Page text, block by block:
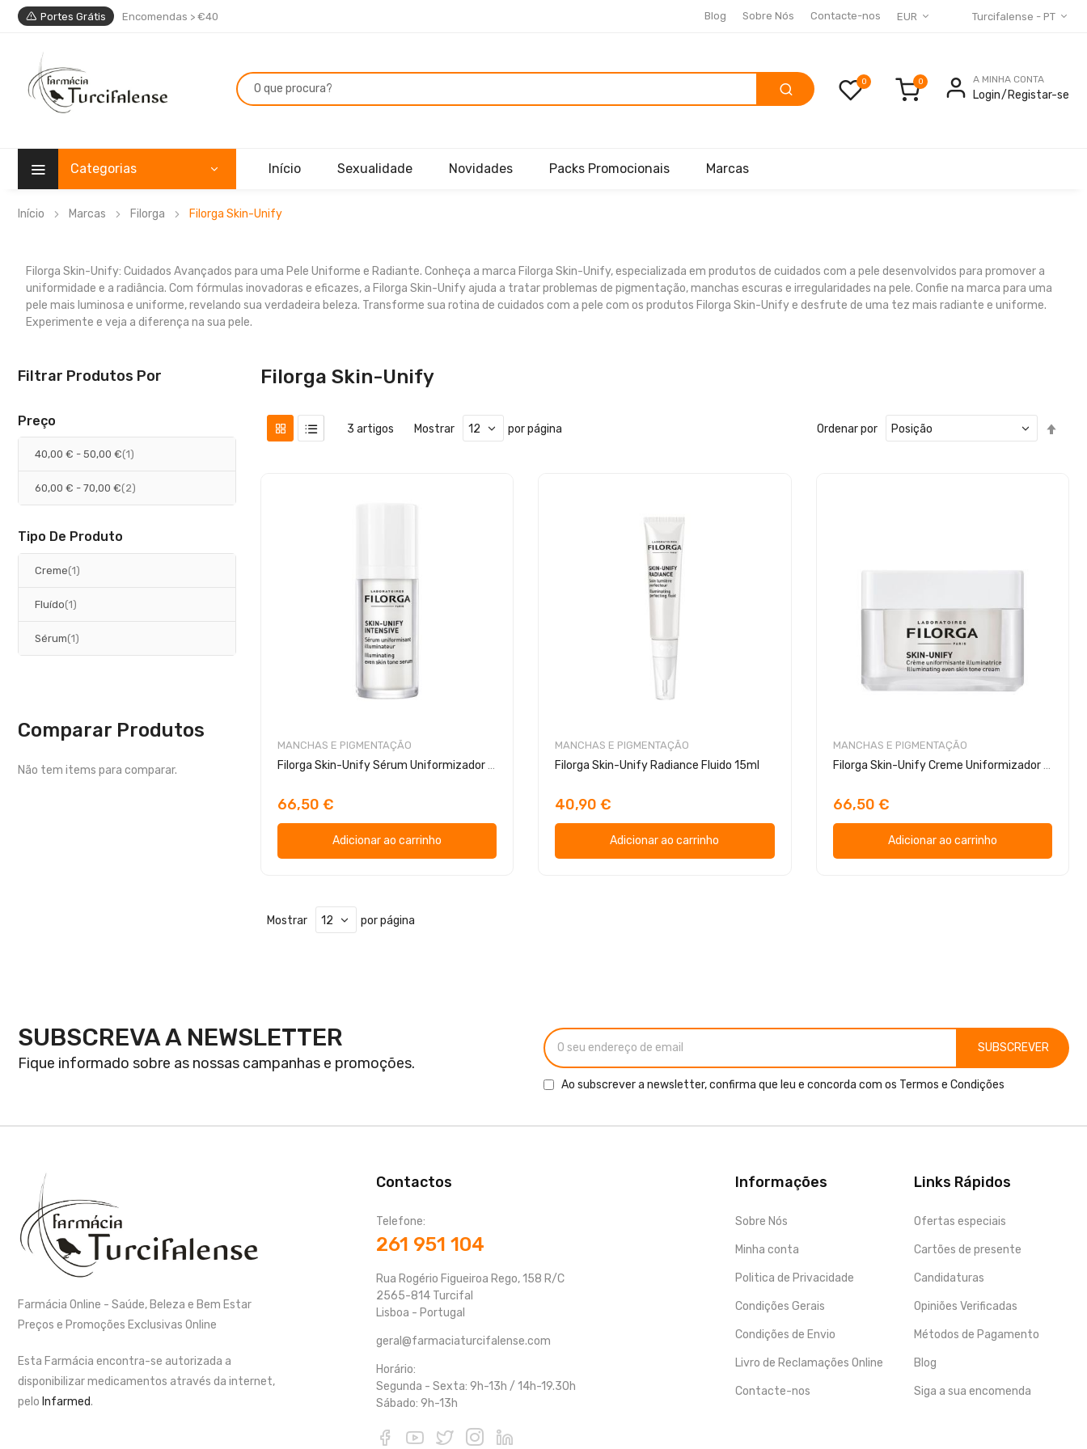
Portes Grátis Encomendas > €40 EUR Turcifalense - PT
Blog Sobre Nós Contacte-nos
0 A MINHA CONTA
Login Registar-se
Categorias Início Sexualidade Novidades Packs Promocionais Marcas
Início Marcas Filorga Filorga Skin-Unify
Filorga Skin-Unify: Cuidados Avançados para uma Pele Uniforme e Radiante. Conheça a marca Filorga Skin-Unify, especializada em produtos de cuidados com a pele desenvolvidos para promover a
uniformidade e a radiância. Com fórmulas inovadoras e eficazes, a Filorga Skin-Unify ajuda a tratar problemas de pigmentação, manchas escuras e irregularidades na pele. Confie na marca para uma
pele mais luminosa e uniforme, revelando sua verdadeira beleza. Transforme sua rotina de cuidados com a pele com os produtos Filorga Skin-Unify e desfrute de uma tez mais radiante e uniforme.
Experimente e veja a diferença na sua pele.
Filorga Skin-Unify
3 artigos Mostrar por página Ordenar por
MANCHAS E PIGMENTAÇÃO
Filorga Skin-Unify Sérum Uniformizador 30ml
66,50 €
Adicionar ao carrinho
MANCHAS E PIGMENTAÇÃO
Filorga Skin-Unify Radiance Fluido 15ml
40,90 €
Adicionar ao carrinho
MANCHAS E PIGMENTAÇÃO
Filorga Skin-Unify Creme Uniformizador 50ml
66,50 €
Adicionar ao carrinho
Mostrar por página
Filtrar Produtos Por
Preço
40,00 € - 50,00 € 1
artigo
60,00 € - 70,00 € 2
artigos
Tipo De Produto
Creme 1
artigo
Fluído 1
artigo
Sérum 1
artigo
Comparar Produtos
Não tem items para comparar.
SUBSCREVA A NEWSLETTER
Fique informado sobre as nossas campanhas e promoções.
SUBSCREVER
Ao subscrever a newsletter, confirma que leu e concorda com os Termos e Condições
Farmácia Online - Saúde, Beleza e Bem Estar
Preços e Promoções Exclusivas Online
Esta Farmácia encontra-se autorizada a
disponibilizar medicamentos através da internet,
pelo Infarmed.
Contactos
Telefone:
261 951 104
Rua Rogério Figueiroa Rego, 158 R/C
2565-814 Turcifal
Lisboa - Portugal
geral@farmaciaturcifalense.com
Horário:
Segunda - Sexta: 9h-13h / 14h-19.30h
Sábado: 9h-13h
Informações
Sobre Nós
Minha conta
Politica de Privacidade
Condições Gerais
Condições de Envio
Livro de Reclamações Online
Contacte-nos
Links Rápidos
Ofertas especiais
Cartões de presente
Candidaturas
Opiniões Verificadas
Métodos de Pagamento
Blog
Siga a sua encomenda